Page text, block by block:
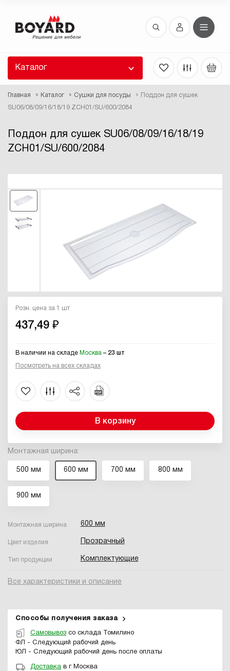
Каталог
Главная Каталог Сушки для посуды Поддон для сушек
SU06/08/09/16/18/19 ZCH01/SU/600/2084
Поддон для сушек SU06/08/09/16/18/19
ZCH01/SU/600/2084
Монтажная ширина:
500 мм 600 мм 700 мм 800 мм
900 мм
Монтажная ширина 600 мм
Цвет изделия Прозрачный
Тип продукции Комплектующие
Все характеристики и описание
Розн. цена за 1 шт
437,49 ₽
В наличии на складе Москва – 23 шт
Посмотреть на всех складах
В корзину
Способы получения заказа
Самовывоз со склада Томилино
ФЛ - Следующий рабочий день
ЮЛ - Следующий рабочий день после оплаты
Доставка в г Москва
Восстановление пароля
высланы вам по E-Mail.
ссылку для восстановления